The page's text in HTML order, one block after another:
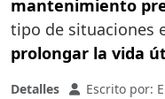
mantenimiento
tipo de situaciones
prolongar la vida
Detalles Escrito por: